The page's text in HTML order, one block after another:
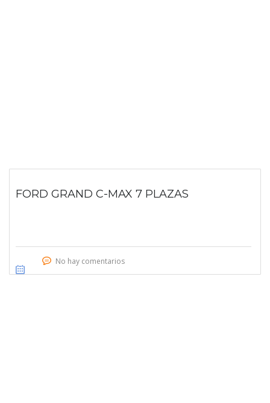
FORD GRAND C-MAX 7 PLAZAS
No hay comentarios